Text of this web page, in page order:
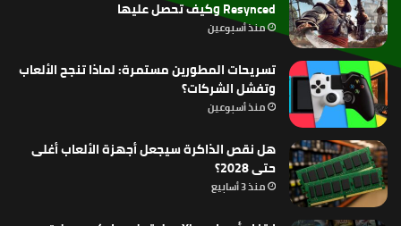
Resynced وكيف تحصل عليها
منذ أسبوعين
تسريحات المطورين مستمرة: لماذا تنجح الألعاب
وتفشل الشركات؟
منذ أسبوعين
هل نقص الذاكرة سيجعل أجهزة الألعاب أغلى
حتى 2028؟
منذ 3 أسابيع